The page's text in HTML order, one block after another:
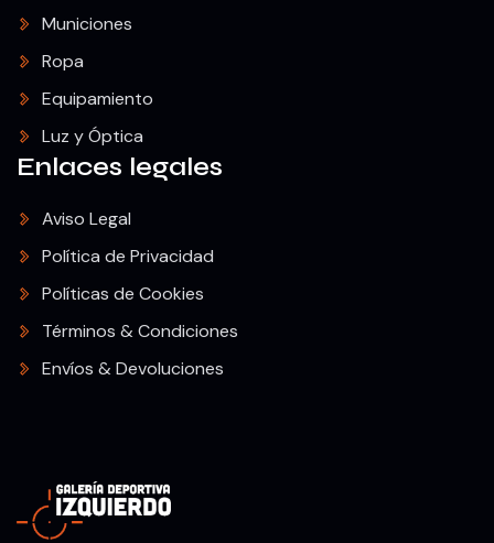
Municiones
Ropa
Equipamiento
Luz y Óptica
Enlaces legales
Aviso Legal
Política de Privacidad
Políticas de Cookies
Términos & Condiciones
Envíos & Devoluciones